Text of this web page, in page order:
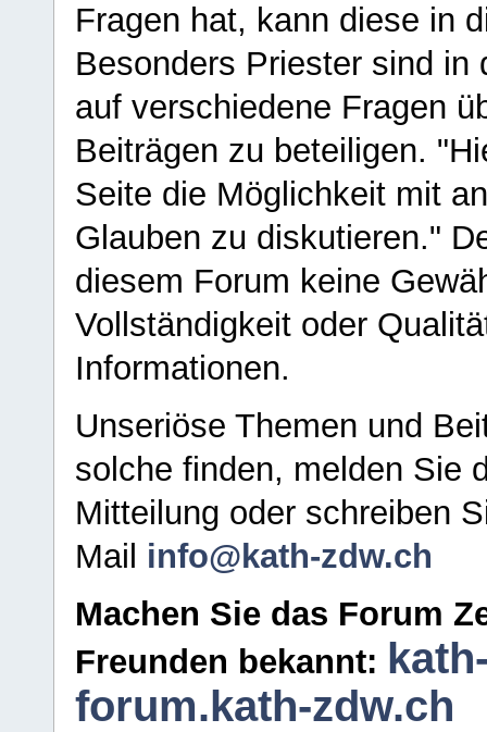
Fragen hat, kann diese in
Besonders Priester sind in
auf verschiedene Fragen
Beiträgen zu beteiligen.
Seite die Möglichkeit mit
Glauben zu diskutieren."
diesem Forum keine
Vollständigkeit oder
Informationen.
Unseriöse Themen und
solche finden, melden Sie
Mitteilung oder schreiben
Mail info@kath-zdw.ch
Machen Sie das Forum
Freunden bekannt:
forum.kath-zdw.ch